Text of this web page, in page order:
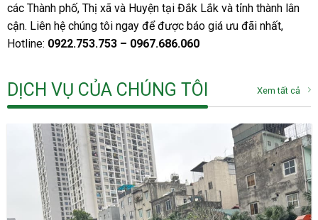
các Thành phố, Thị xã và Huyện tại Đắk Lắk và tỉnh thành lân
cận. Liên hệ chúng tôi ngay để được báo giá ưu đãi nhất,
Hotline: 0922.753.753 – 0967.686.060
DỊCH VỤ CỦA CHÚNG TÔI Xem tất cả